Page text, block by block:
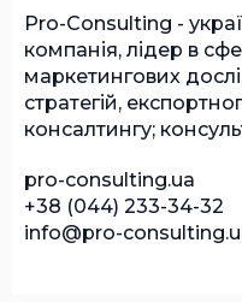
Pro-Consulting -
компанія, лідер в
маркетингових
стратегій,
консалтингу;
pro-consulting.ua
+38 (044) 233-34-32
info@pro-